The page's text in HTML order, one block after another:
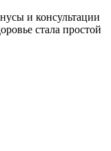
и консультации
стала простой